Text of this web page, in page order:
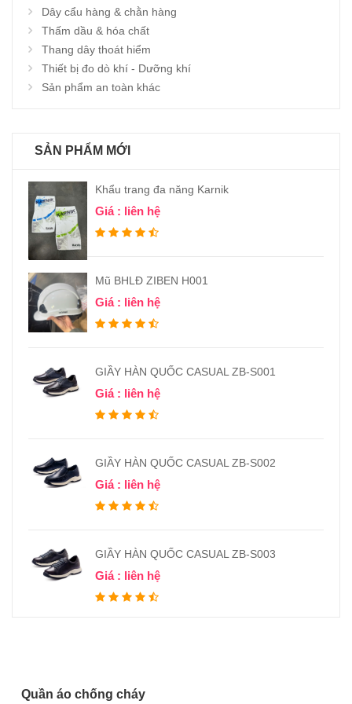
Dây cẩu hàng & chằn hàng
Thấm dầu & hóa chất
Thang dây thoát hiểm
Thiết bị đo dò khí - Dưỡng khí
Sản phẩm an toàn khác
SẢN PHẨM MỚI
Khẩu trang đa năng Karnik
Giá : liên hệ
Mũ BHLĐ ZIBEN H001
Giá : liên hệ
GIẦY HÀN QUỐC CASUAL ZB-S001
Giá : liên hệ
GIẦY HÀN QUỐC CASUAL ZB-S002
Giá : liên hệ
GIẦY HÀN QUỐC CASUAL ZB-S003
Giá : liên hệ
Quần áo chống cháy